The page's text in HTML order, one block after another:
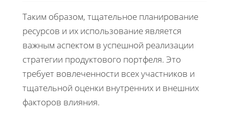
Таким образом, тщательное планирование
ресурсов и их использование является
важным аспектом в успешной реализации
стратегии продуктового портфеля. Это
требует вовлеченности всех участников и
тщательной оценки внутренних и внешних
факторов влияния.